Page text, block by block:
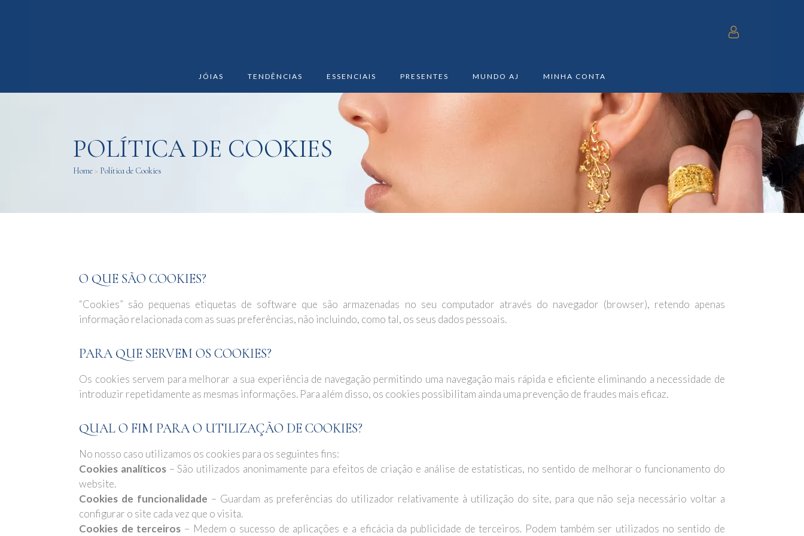
JÓIAS TENDÊNCIAS ESSENCIAIS PRESENTES MUNDO AJ MINHA CONTA
POLÍTICA DE COOKIES
Home> Política de Cookies
O QUE SÃO COOKIES?
“Cookies” são pequenas etiquetas de software que são armazenadas no seu computador através do navegador (browser), retendo apenas
informação relacionada com as suas preferências, não incluindo, como tal, os seus dados pessoais.
PARA QUE SERVEM OS COOKIES?
Os cookies servem para melhorar a sua experiência de navegação permitindo uma navegação mais rápida e eficiente eliminando a necessidade de
introduzir repetidamente as mesmas informações. Para além disso, os cookies possibilitam ainda uma prevenção de fraudes mais eficaz.
QUAL O FIM PARA O UTILIZAÇÃO DE COOKIES?
No nosso caso utilizamos os cookies para os seguintes fins:
Cookies analíticos– São utilizados anonimamente para efeitos de criação e análise de estatísticas, no sentido de melhorar o funcionamento do
website.
Cookies de funcionalidade – Guardam as preferências do utilizador relativamente à utilização do site, para que não seja necessário voltar a
configurar o site cada vez que o visita.
Cookies de terceiros – Medem o sucesso de aplicações e a eficácia da publicidade de terceiros. Podem também ser utilizados no sentido de